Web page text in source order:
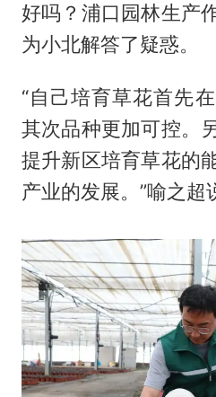
好吗？浦口园林生产
为小北解答了疑惑。
“自己培育草花首先
其次品种更加可控。
提升新区培育草花的
产业的发展。”喻之超